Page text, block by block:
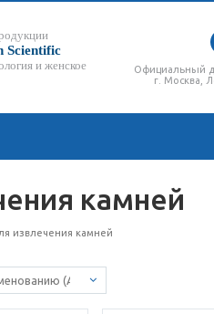
Scientific
и женское
Официальный
г. Москва,
камней
извлечения камней